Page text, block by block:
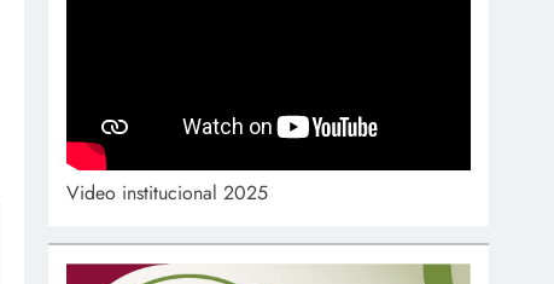
Video institucional 2025